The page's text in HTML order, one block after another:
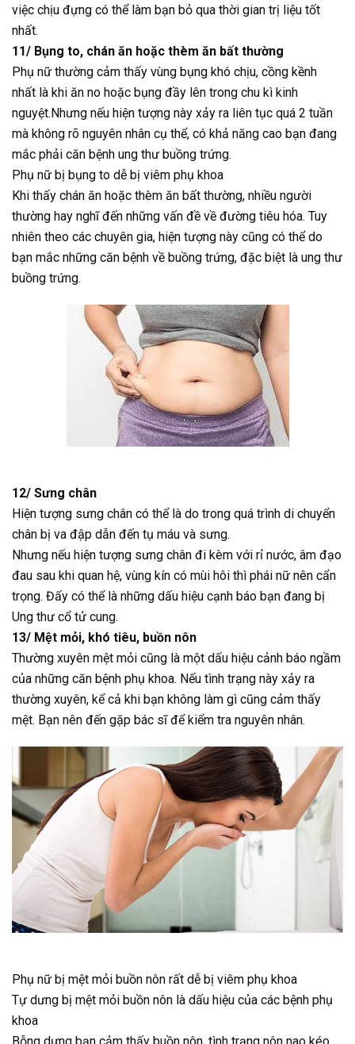
việc chịu đựng có thể làm bạn bỏ qua thời gian trị liệu tốt
nhất.
11/ Bụng to, chán ăn hoặc thèm ăn bất thường
Phụ nữ thường cảm thấy vùng bụng khó chịu, cồng kềnh
nhất là khi ăn no hoặc bụng đầy lên trong chu kì kinh
nguyệt.Nhưng nếu hiện tượng này xảy ra liên tục quá 2 tuần
mà không rõ nguyên nhân cụ thể, có khả năng cao bạn đang
mắc phải căn bệnh ung thư buồng trứng.
Phụ nữ bị bụng to dễ bị viêm phụ khoa
Khi thấy chán ăn hoặc thèm ăn bất thường, nhiều người
thường hay nghĩ đến những vấn đề về đường tiêu hóa. Tuy
nhiên theo các chuyên gia, hiện tượng này cũng có thể do
bạn mắc những căn bệnh về buồng trứng, đặc biệt là ung thư
buồng trứng.
12/ Sưng chân
Hiện tượng sưng chân có thể là do trong quá trình di chuyển
chân bị va đập dẫn đến tụ máu và sưng.
Nhưng nếu hiện tượng sưng chân đi kèm với rỉ nước, âm đạo
đau sau khi quan hệ, vùng kín có mùi hôi thì phái nữ nên cẩn
trọng. Đấy có thể là những dấu hiệu cạnh báo bạn đang bị
Ung thư cổ tử cung.
13/ Mệt mỏi, khó tiêu, buồn nôn
Thường xuyên mệt mỏi cũng là một dấu hiệu cảnh báo ngầm
của những căn bệnh phụ khoa. Nếu tình trạng này xảy ra
thường xuyên, kể cả khi bạn không làm gì cũng cảm thấy
mệt. Bạn nên đến gặp bác sĩ để kiểm tra nguyên nhân.
Phụ nữ bị mệt mỏi buồn nôn rất dễ bị viêm phụ khoa
Tự dưng bị mệt mỏi buồn nôn là dấu hiệu của các bệnh phụ
khoa